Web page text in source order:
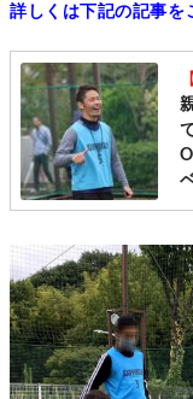
詳しくは下記の記事を